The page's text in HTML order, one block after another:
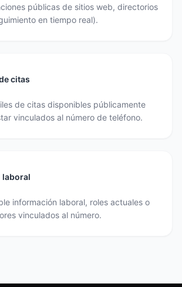
públicas de sitios web, directorios
en tiempo real).
citas
de citas disponibles públicamente
vinculados al número de teléfono.
laboral
información laboral, roles actuales o
vinculados al número.